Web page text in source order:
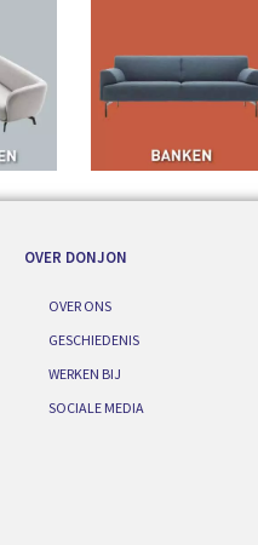
OVER DONJON
OVER ONS
GESCHIEDENIS
WERKEN BIJ
SOCIALE MEDIA